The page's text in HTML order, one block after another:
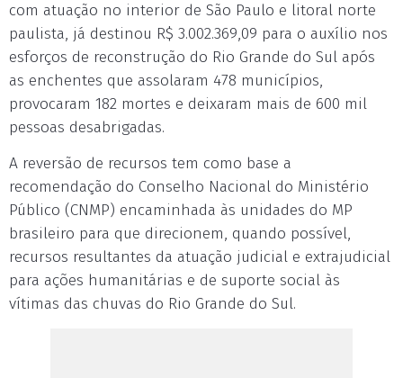
com atuação no interior de São Paulo e litoral norte
paulista, já destinou R$ 3.002.369,09 para o auxílio nos
esforços de reconstrução do Rio Grande do Sul após
as enchentes que assolaram 478 municípios,
provocaram 182 mortes e deixaram mais de 600 mil
pessoas desabrigadas.
A reversão de recursos tem como base a
recomendação do Conselho Nacional do Ministério
Público (CNMP) encaminhada às unidades do MP
brasileiro para que direcionem, quando possível,
recursos resultantes da atuação judicial e extrajudicial
para ações humanitárias e de suporte social às
vítimas das chuvas do Rio Grande do Sul.